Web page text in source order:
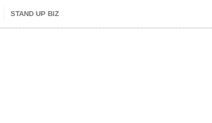
STAND UP BIZ